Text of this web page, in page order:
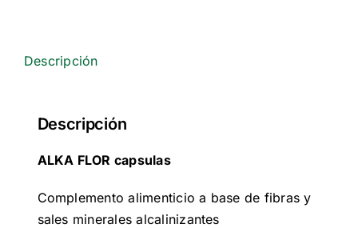
Descripción
Descripción
ALKA FLOR capsulas
Complemento alimenticio a base de fibras y
sales minerales alcalinizantes